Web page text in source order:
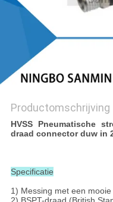
Productomschrijving
HVSS Pneumatische
draad connector duw in
Specificatie
1) Messing met een